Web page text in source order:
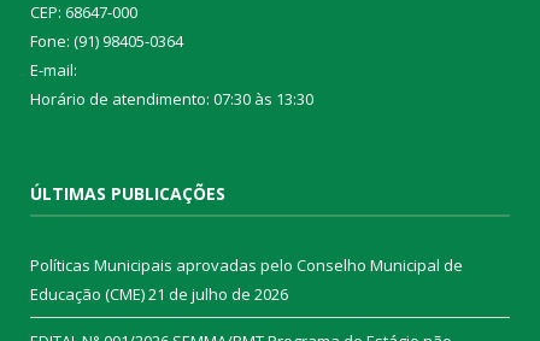
CEP: 68647-000
Fone: (91) 98405-0364
E-mail:
Horário de atendimento: 07:30 às 13:30
ÚLTIMAS PUBLICAÇÕES
Políticas Municipais aprovadas pelo Conselho Municipal de
Educação (CME)21 de julho de 2026